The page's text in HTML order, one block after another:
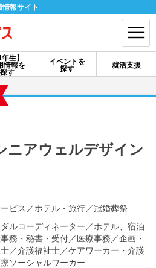
報サイト
年生】
情報を
探す
イベントを
探す
就活支援
ログイン
スカウト お知らせ
ト
ニアウェルデザイン
ビス ／ホテル・旅行／冠婚葬祭
ルコーディネーター ／ホテル、宿泊
務・秘書・受付／ 医療事務 ／企画・
／介護福祉士／ケアワーカー・介護
療ソーシャルワーカー